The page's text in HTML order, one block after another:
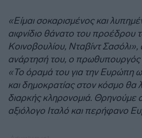
«Είμαι σοκαρισμένος και
αιφνίδιο θάνατο του προέδρου
Κοινοβουλίου, Νταβίντ
ανάρτησή του, ο πρωθυπουργός
«Το όραμά του για την Ευρώπη
και δημοκρατίας στον κόσμο θα
διαρκής κληρονομιά. Θρηνούμε
αξιόλογο Ιταλό και περήφανο